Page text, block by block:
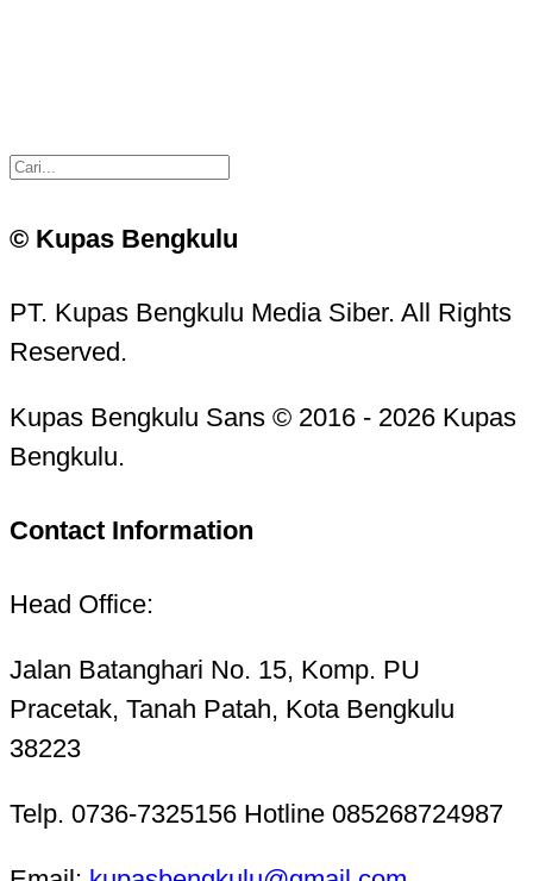
© Kupas Bengkulu
PT. Kupas Bengkulu Media Siber. All Rights
Reserved.
Kupas Bengkulu Sans © 2016 - 2026 Kupas
Bengkulu.
Contact Information
Head Office:
Jalan Batanghari No. 15, Komp. PU
Pracetak, Tanah Patah, Kota Bengkulu
38223
Telp. 0736-7325156 Hotline 085268724987